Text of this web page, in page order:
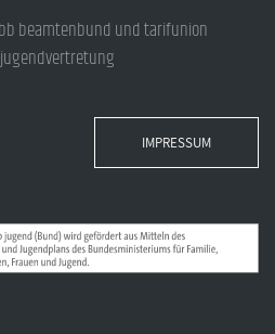
beamtenbund und tarifunion
IMPRESSUM